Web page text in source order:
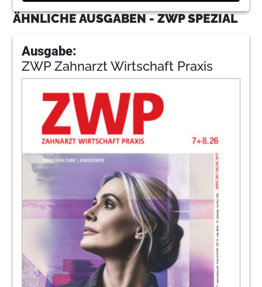
ÄHNLICHE AUSGABEN - ZWP SPEZIAL
Ausgabe:
ZWP Zahnarzt Wirtschaft Praxis